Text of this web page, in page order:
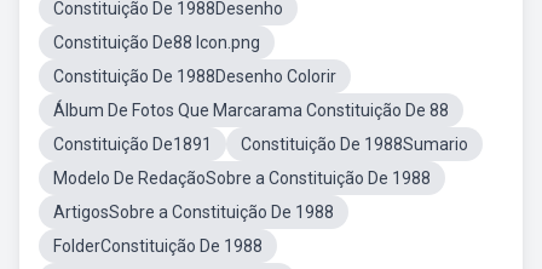
Constituição De 1988Desenho
Constituição De88 Icon.png
Constituição De 1988Desenho Colorir
Álbum De Fotos Que Marcarama Constituição De 88
Constituição De1891
Constituição De 1988Sumario
Modelo De RedaçãoSobre a Constituição De 1988
ArtigosSobre a Constituição De 1988
FolderConstituição De 1988